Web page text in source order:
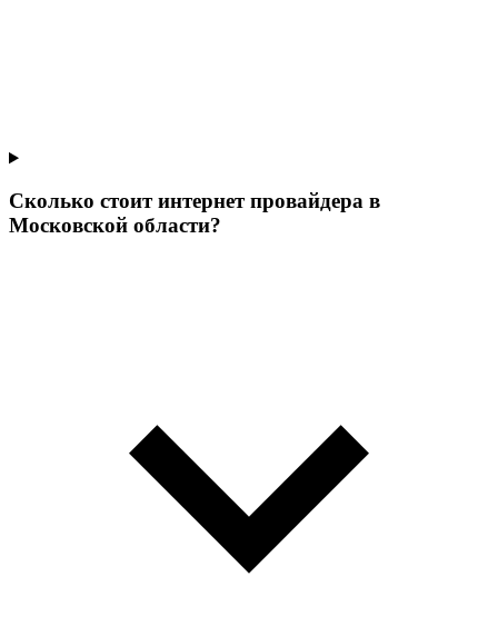
Сколько стоит интернет провайдера в
Московской области?